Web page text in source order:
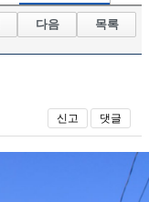
직찍/특종
군사/무기
다음 목록
신고 댓글